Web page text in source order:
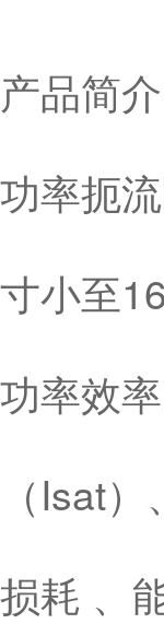
产品简
功率扼
寸小至
功率效
（Isat
损耗 、